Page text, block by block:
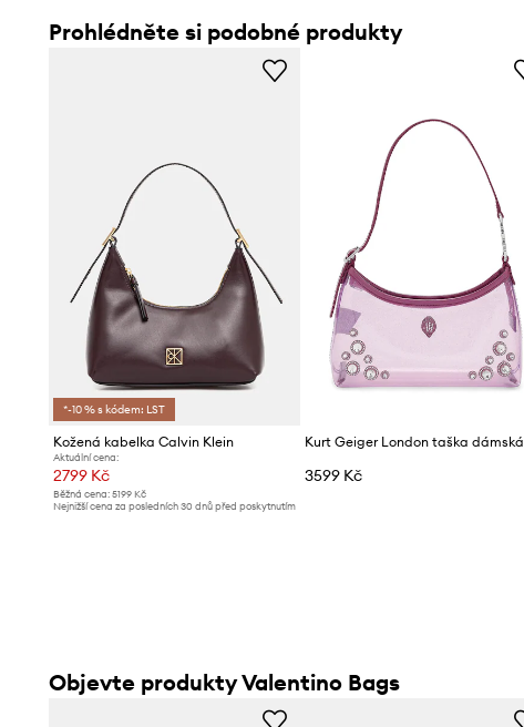
Prohlédněte si podobné produkty
*-10 % s kódem: LST
Kožená kabelka Calvin Klein
Aktuální cena:
2799 Kč
Běžná cena: 5199 Kč
Nejnižší cena za posledních 30 dnů před poskytnutím
Kurt Geiger London taška dámská
3599 Kč
Objevte produkty Valentino Bags